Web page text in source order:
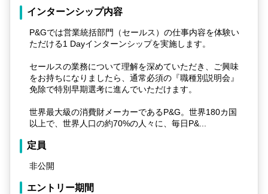
R&D：9月頃、3週間程度（有給）
応募資格
大学院を卒業する予定の方
※研究開発（Research & Development）のみ、理系修
士以上もしくは理系6年制卒のみ対象。そのほかの職種
・過去1年以内に、オンラインテストもしくは面接でP&
Gの選考を不合格となっていない方
・英語で簡単な意思疎通ができる方（目安TOEIC600点
以上）
・就業経験のない方（学生時代のアルバイトやインター
ンシップは可）
インターンシップ内容
P&Gでは営業統括部門（セールス）の仕事内容を体験い
ただける1 Dayインターンシップを実施します。
セールスの業務について理解を深めていただき、ご興味
をお持ちになりましたら、通常必須の『職種別説明会』
免除で特別早期選考に進んでいただけます。
世界最大級の消費財メーカーであるP&G。世界180カ国
以上で、世界人口の約70%の人々に、毎日P&...
定員
非公開
エントリー期間